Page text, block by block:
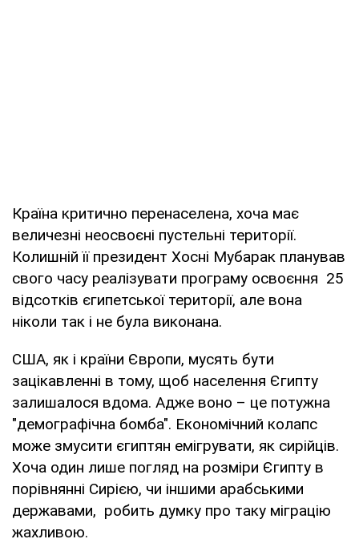
Країна критично перенаселена, хоча має
величезні неосвоєні пустельні території.
Колишній її президент Хосні Мубарак планував
свого часу реалізувати програму освоєння 25
відсотків єгипетської території, але вона
ніколи так і не була виконана.
США, як і країни Європи, мусять бути
зацікавленні в тому, щоб населення Єгипту
залишалося вдома. Адже воно – це потужна
"демографічна бомба". Економічний колапс
може змусити єгиптян емігрувати, як сирійців.
Хоча один лише погляд на розміри Єгипту в
порівнянні Сирією, чи іншими арабськими
державами, робить думку про таку міграцію
жахливою.